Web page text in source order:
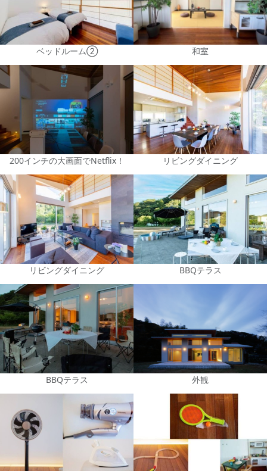
ベッドルーム② 和室
200インチの大画面でNetflix！ リビングダイニング
リビングダイニング BBQテラス
BBQテラス 外観